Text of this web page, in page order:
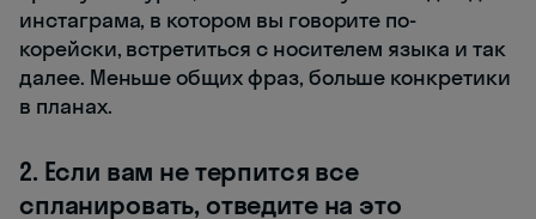
инстаграма, в котором вы говорите по-
корейски, встретиться с носителем языка и так
далее. Меньше общих фраз, больше конкретики
в планах.
2. Если вам не терпится все
спланировать, отведите на это